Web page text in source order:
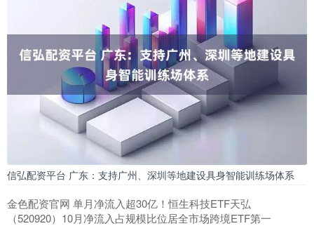
信弘配资平台 广东：支持广州、深圳等地建设具身智能训练场体系
金色配资官网 单月净流入超30亿！恒生科技ETF天弘
（520920）10月净流入占规模比位居全市场跨境ETF第一